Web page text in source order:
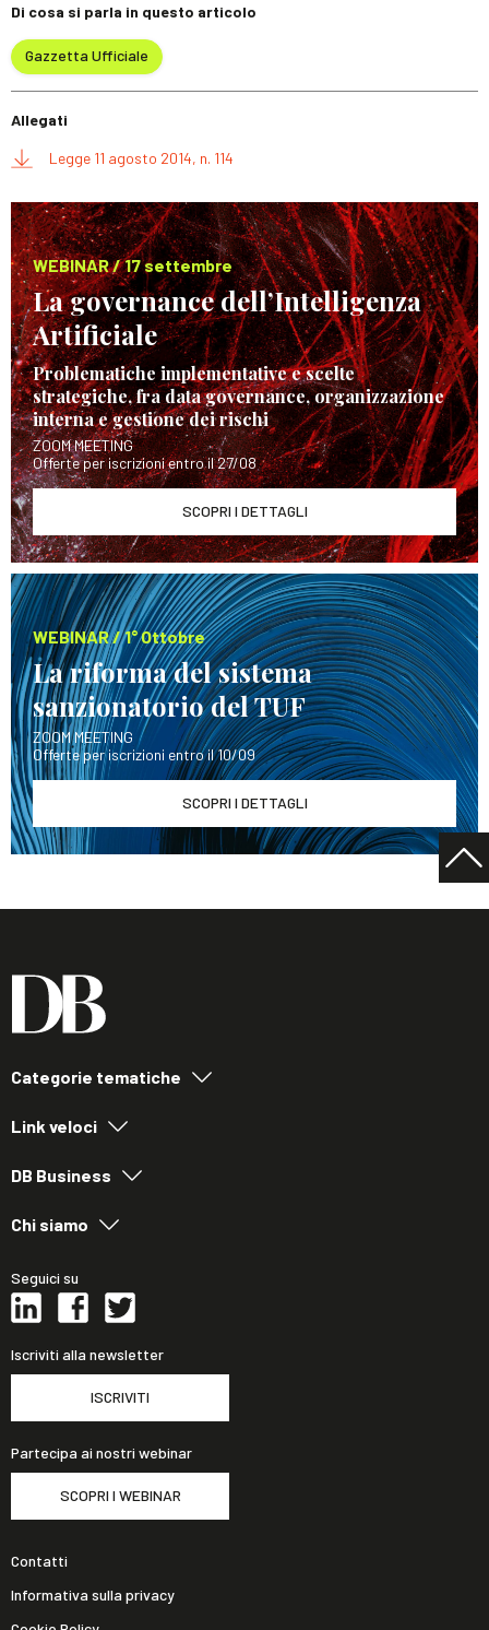
Di cosa si parla in questo articolo
Gazzetta Ufficiale
Allegati
Legge 11 agosto 2014, n. 114
WEBINAR / 17 settembre
La governance dell’Intelligenza
Artificiale
Problematiche implementative e scelte
strategiche, fra data governance, organizzazione
interna e gestione dei rischi
ZOOM MEETING
Offerte per iscrizioni entro il 27/08
SCOPRI I DETTAGLI
WEBINAR / 1° Ottobre
La riforma del sistema
sanzionatorio del TUF
ZOOM MEETING
Offerte per iscrizioni entro il 10/09
SCOPRI I DETTAGLI
Categorie tematiche
Link veloci
DB Business
Chi siamo
Seguici su
Iscriviti alla newsletter
ISCRIVITI
Partecipa ai nostri webinar
SCOPRI I WEBINAR
Contatti
Informativa sulla privacy